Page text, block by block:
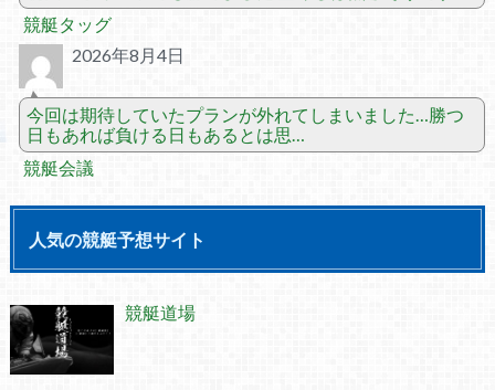
競艇タッグ
2026年8月4日
今回は期待していたプランが外れてしまいました…勝つ
日もあれば負ける日もあるとは思…
競艇会議
人気の競艇予想サイト
競艇道場